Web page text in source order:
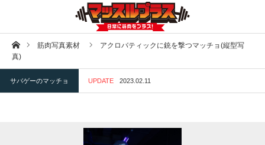
ホーム筋肉写真素材
アクロバティックに銃を撃つマッチョ(縦型写
真)
サバゲーのマッチョ UPDATE 2023.02.11